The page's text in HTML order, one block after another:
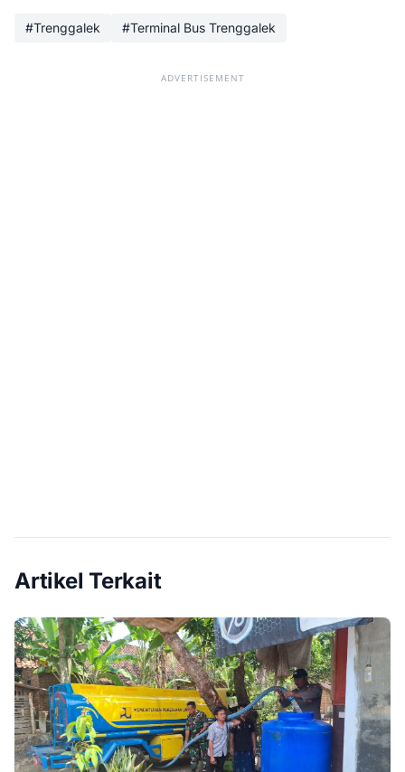
#Trenggalek #Terminal Bus Trenggalek
ADVERTISEMENT
Artikel Terkait